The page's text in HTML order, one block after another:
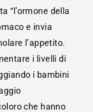
“l’ormone della
e invia
l’appetito.
i livelli di
i bambini
che hanno